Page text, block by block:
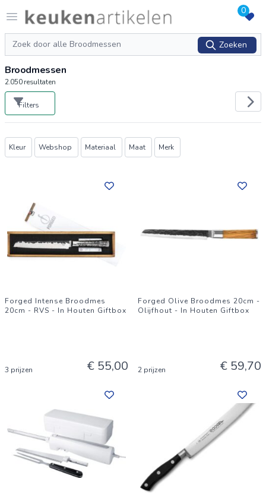
Open menu
Logo keukenartikelen.com 0
Zoeken
Zoeken
Broodmessen
2.050resultaten
Filters
Producten
Kleur Webshop Materiaal Maat Merk
Forged Intense Broodmes
20cm - RVS - In Houten Giftbox
3 prijzen € 55,00
Forged Olive Broodmes 20cm -
Olijfhout - In Houten Giftbox
2 prijzen € 59,70